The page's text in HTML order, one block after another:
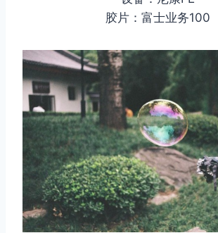
胶片：富士业务100